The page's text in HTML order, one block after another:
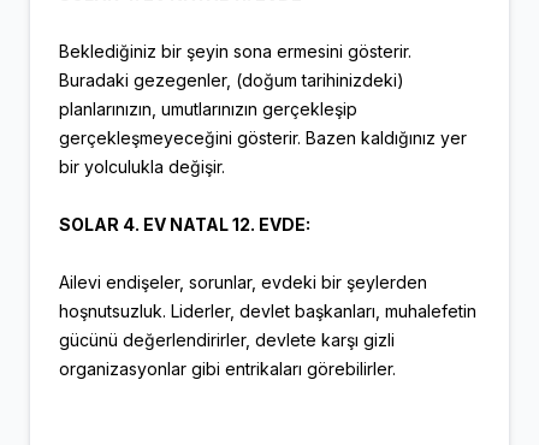
Beklediğiniz bir şeyin sona ermesini gösterir.
Buradaki gezegenler, (doğum tarihinizdeki)
planlarınızın, umutlarınızın gerçekleşip
gerçekleşmeyeceğini gösterir. Bazen kaldığınız yer
bir yolculukla değişir.
SOLAR 4. EV NATAL 12. EVDE:
Ailevi endişeler, sorunlar, evdeki bir şeylerden
hoşnutsuzluk. Liderler, devlet başkanları, muhalefetin
gücünü değerlendirirler, devlete karşı gizli
organizasyonlar gibi entrikaları görebilirler.